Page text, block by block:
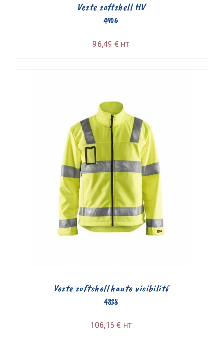
4906
Veste softshell HV
96,49 € HT
4838
Veste softshell haute visibilité
106,16€ HT